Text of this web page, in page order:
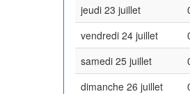
jeudi 23 juillet
vendredi 24 juillet
samedi 25 juillet
dimanche 26 juillet